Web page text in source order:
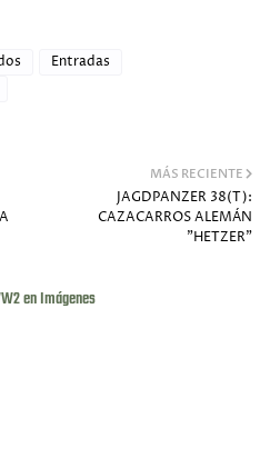
Entradas
MÁS RECIENTE
JAGDPANZER 38(T):
CAZACARROS ALEMÁN
"HETZER"
en Imágenes